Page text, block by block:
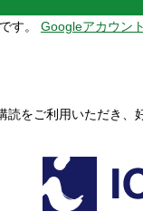
す。 Googleアカウン
をご利用いただき、